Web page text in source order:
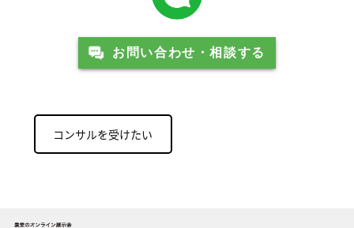
お問い合わせ・相談する
コンサルを受けたい